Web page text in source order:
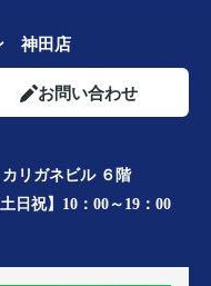
神田店
お問い合わせ
リガネビル ６階
日祝】10：00～19：00